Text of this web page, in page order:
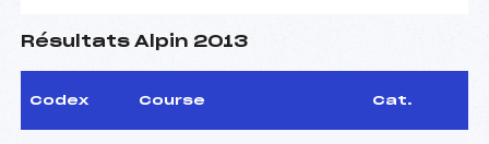
Résultats Alpin 2013
Codex Course Cat.